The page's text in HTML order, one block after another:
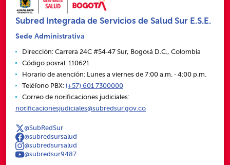
Subred Integrada de Servicios de Salud Sur E.S.E.
Sede Administrativa
Dirección: Carrera 24C #54‑47 Sur, Bogotá D.C., Colombia
Código postal: 110621
Horario de atención: Lunes a viernes de 7:00 a.m. ‑ 4:00 p.m.
Teléfono PBX: (+57) 601 7300000
Correo de notificaciones judiciales:
notificacionesjudiciales@subredsur.gov.co
@SubRedSur
@subredsursalud
@subredsursalud
@subredsur9487